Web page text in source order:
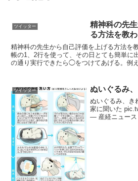
ツイッター
精神科の先
る方法を教
精神科の先生から自己評価を上げる方法を
帳の1、2行を使って、その日とても簡単に
の通り実行できたら◯をつけてあげる。例
ツイッター ぬいぐるみ
ぬいぐるみ、
家に聞いた
— 産経ニュース